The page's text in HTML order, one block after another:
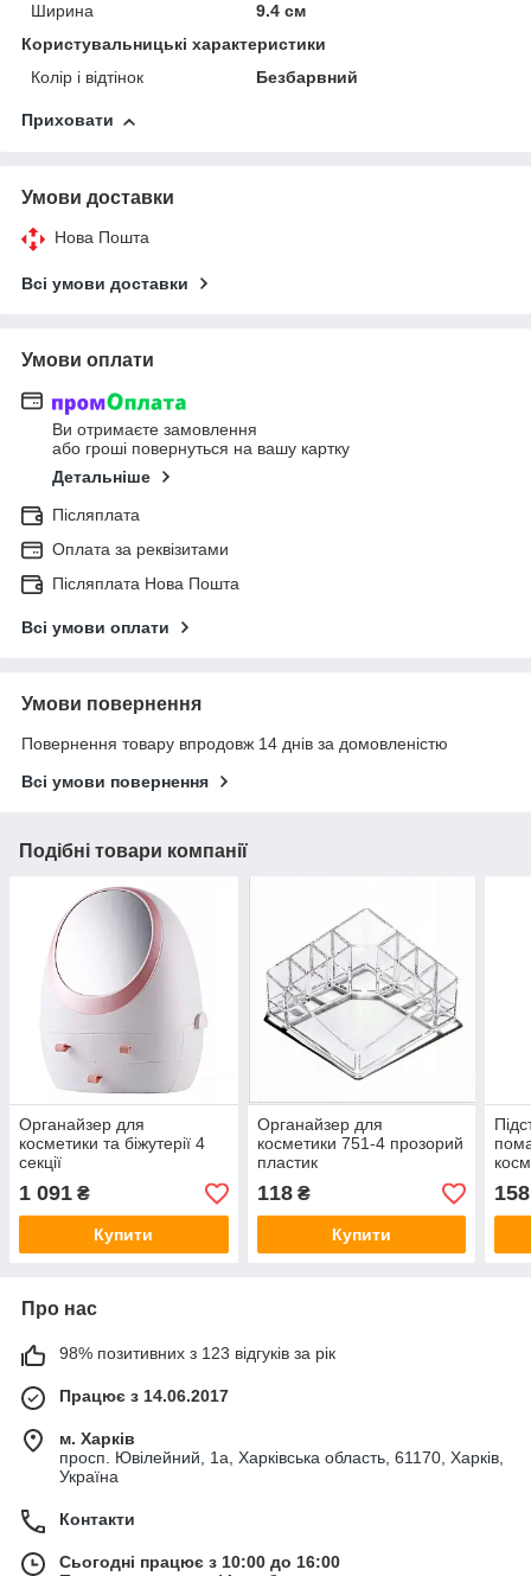
Ширина
9.4 см
Користувальницькі характеристики
Колір і відтінок
Безбарвний
Приховати
Умови доставки
Нова Пошта
Всі умови доставки
Умови оплати
Ви отримаєте замовлення
або гроші повернуться на вашу картку
Детальніше
Післяплата
Оплата за реквізитами
Післяплата Нова Пошта
Всі умови оплати
Умови повернення
Повернення товару впродовж 14 днів за домовленістю
Всі умови повернення
Подібні товари компанії
Органайзер для
косметики та біжутерії 4
секції
1 091 ₴
Купити
Органайзер для
косметики 751-4 прозорий
пластик
118₴
Купити
158
Про нас
98% позитивних з 123 відгуків за рік
Працює з 14.06.2017
м. Харків
просп. Ювілейний, 1а, Харківська область, 61170, Харків,
Україна
Контакти
Сьогодні працює з 10:00 до 16:00